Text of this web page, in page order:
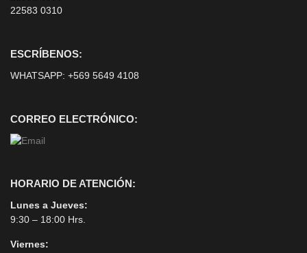
22583 0310
ESCRÍBENOS:
WHATSAPP: +569 5649 4108
CORREO ELECTRÓNICO:
HORARIO DE ATENCIÓN:
Lunes a Jueves:
9:30 – 18:00 Hrs.
Viernes: